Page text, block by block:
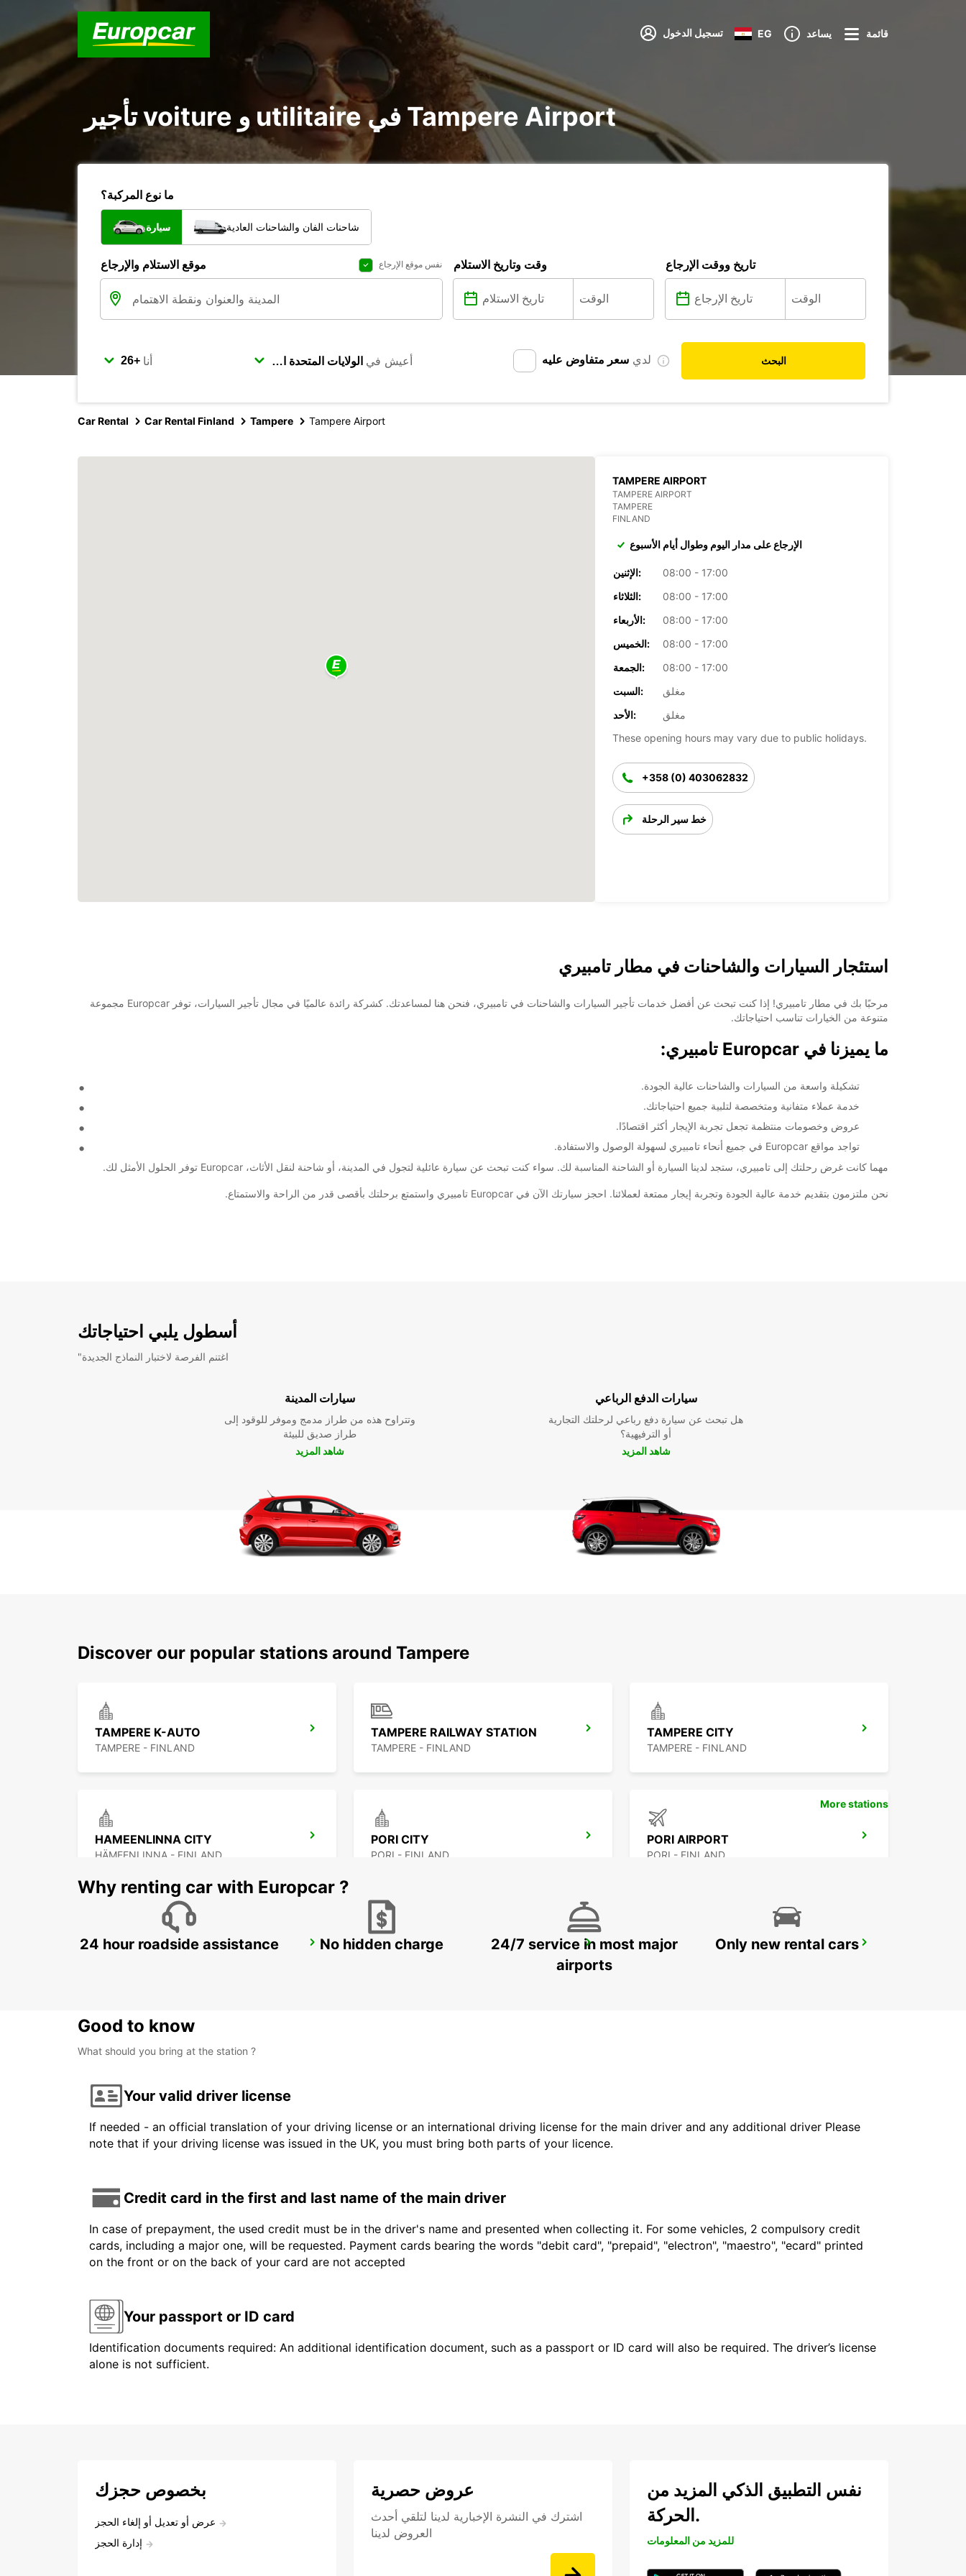
تسجيل الدخول EG يساعد قائمة
تأجير voiture و utilitaire في Tampere Airport
ما نوع المركبة؟
سيارة شاحنات الفان والشاحنات العادية
موقع الاستلام والإرجاع نفس موقع الإرجاع وقت وتاريخ الاستلام تاريخ ووقت الإرجاع
أنا أعيش في لدي سعر متفاوض عليه البحث
Car Rental Car Rental Finland Tampere Tampere Airport
TAMPERE AIRPORT
TAMPERE AIRPORT
TAMPERE
FINLAND
الإرجاع على مدار اليوم وطوال أيام الأسبوع
الإثنين:
08:00 - 17:00
الثلاثاء:
08:00 - 17:00
الأربعاء:
08:00 - 17:00
الخميس:
08:00 - 17:00
الجمعة:
08:00 - 17:00
السبت:
مغلق
الأحد:
مغلق
These opening hours may vary due to public holidays.
+358 (0) 403062832
خط سير الرحلة
استئجار السيارات والشاحنات في مطار تامبيري
مرحبًا بك في مطار تامبيري! إذا كنت تبحث عن أفضل خدمات تأجير السيارات والشاحنات في تامبيري، فنحن هنا لمساعدتك. كشركة رائدة عالميًا في مجال تأجير السيارات، توفر Europcar مجموعة
متنوعة من الخيارات تناسب احتياجاتك.
ما يميزنا في Europcar تامبيري:
تشكيلة واسعة من السيارات والشاحنات عالية الجودة.
خدمة عملاء متفانية ومتخصصة لتلبية جميع احتياجاتك.
عروض وخصومات منتظمة تجعل تجربة الإيجار أكثر اقتصادًا.
تواجد مواقع Europcar في جميع أنحاء تامبيري لسهولة الوصول والاستفادة.
مهما كانت غرض رحلتك إلى تامبيري، ستجد لدينا السيارة أو الشاحنة المناسبة لك. سواء كنت تبحث عن سيارة عائلية لتجول في المدينة، أو شاحنة لنقل الأثاث، Europcar توفر الحلول الأمثل لك.
نحن ملتزمون بتقديم خدمة عالية الجودة وتجربة إيجار ممتعة لعملائنا. احجز سيارتك الآن في Europcar تامبيري واستمتع برحلتك بأقصى قدر من الراحة والاستمتاع.
أسطول يلبي احتياجاتك
"اغتنم الفرصة لاختبار النماذج الجديدة
سيارات المدينة
وتتراوح هذه من طراز مدمج وموفر للوقود إلى
طراز صديق للبيئة
شاهد المزيد
سيارات الدفع الرباعي
هل تبحث عن سيارة دفع رباعي لرحلتك التجارية
أو الترفيهية؟
شاهد المزيد
Discover our popular stations around Tampere
TAMPERE K-AUTO
TAMPERE - FINLAND
TAMPERE RAILWAY STATION
TAMPERE - FINLAND
TAMPERE CITY
TAMPERE - FINLAND
HAMEENLINNA CITY
HÄMEENLINNA - FINLAND
PORI CITY
PORI - FINLAND
PORI AIRPORT
PORI - FINLAND
RAUMA CITY LAHTI RAILWAY STATION LAHTI CITY
More stations
Why renting car with Europcar ?
24 hour roadside assistance No hidden charge
24/7 service in most major
airports
Only new rental cars
Good to know
What should you bring at the station ?
Your valid driver license
If needed - an official translation of your driving license or an international driving license for the main driver and any additional driver Please
note that if your driving license was issued in the UK, you must bring both parts of your licence.
Credit card in the first and last name of the main driver
In case of prepayment, the used credit must be in the driver's name and presented when collecting it. For some vehicles, 2 compulsory credit
cards, including a major one, will be requested. Payment cards bearing the words "debit card", "prepaid", "electron", "maestro", "ecard" printed
on the front or on the back of your card are not accepted
Your passport or ID card
Identification documents required: An additional identification document, such as a passport or ID card will also be required. The driver’s license
alone is not sufficient.
بخصوص حجزك
عرض أو تعديل أو إلغاء الحجز
إدارة الحجز
عروض حصرية
اشترك في النشرة الإخبارية لدينا لتلقي أحدث
العروض لدينا
نفس التطبيق الذكي المزيد من
الحركة.
للمزيد من المعلومات